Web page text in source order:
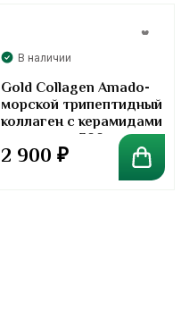
В наличии
Gold Collagen Amado-
морской трипептидный
коллаген с керамидами
в порошке. 300 грамм
2 900 ₽